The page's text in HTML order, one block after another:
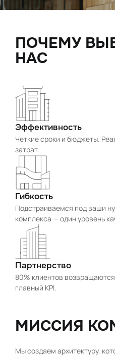
ПОЧЕМУ
НАС
Эффективность
Четкие сроки и бюджеты.
затрат.
Гибкость
Подстраиваемся под ваши
комплекса — один уровень
Партнерство
80% клиентов
главный KPI.
МИССИЯ
Мы создаем архитектуру,